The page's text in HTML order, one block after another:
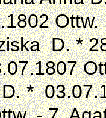
Ottw.
D. *
*